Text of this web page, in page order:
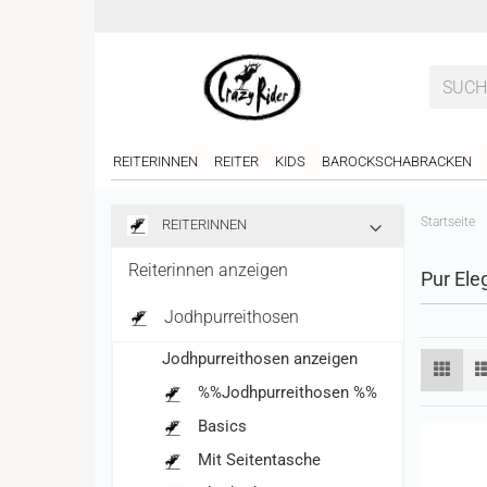
REITERINNEN REITER KIDS BAROCKSCHABRACKEN
Startseite
Pur
REITERINNEN
Reiterinnen anzeigen
Jodhpurreithosen
Jodhpurreithosen anzeigen
%%Jodhpurreithosen %%
Basics
Mit Seitentasche